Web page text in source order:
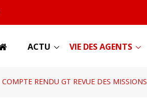
ACTU VIE DES AGENTS
COMPTE RENDU GT REVUE DES MISSIONS